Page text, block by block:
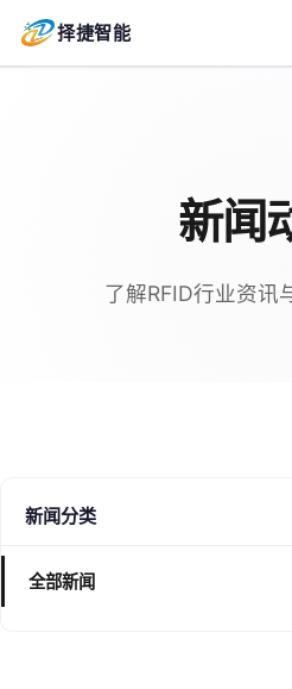
择捷智能
新闻
了解RFID行业资讯
新闻分类
全部新闻